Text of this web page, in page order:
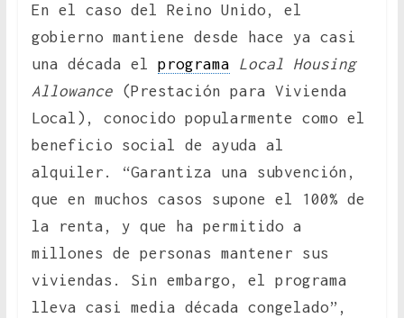
En el caso del Reino Unido, el
gobierno mantiene desde hace ya casi
una década el programa Local Housing
Allowance(Prestación para Vivienda
Local), conocido popularmente como el
beneficio social de ayuda al
alquiler. “Garantiza una subvención,
que en muchos casos supone el 100% de
la renta, y que ha permitido a
millones de personas mantener sus
viviendas. Sin embargo, el programa
lleva casi media década congelado”,